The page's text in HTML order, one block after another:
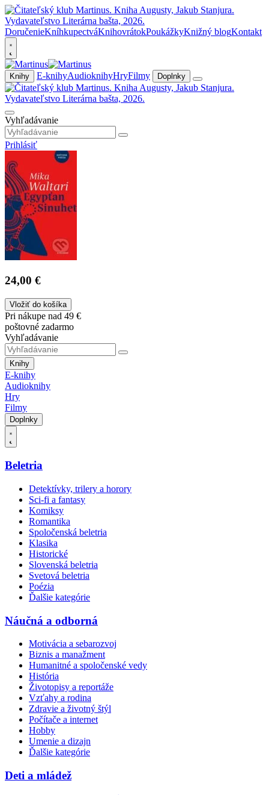
DoručenieKníhkupectváKnihovrátokPoukážkyKnižný blogKontakt
Knihy E-knihyAudioknihyHryFilmy Doplnky
Vyhľadávanie
Prihlásiť
24,00 €
Vložiť do košíka
Pri nákupe nad 49 €
poštovné zadarmo
Vyhľadávanie
Knihy
E-knihy
Audioknihy
Hry
Filmy
Doplnky
Beletria
Detektívky, trilery a horory
Sci-fi a fantasy
Komiksy
Romantika
Spoločenská beletria
Klasika
Historické
Slovenská beletria
Svetová beletria
Poézia
Ďalšie kategórie
Náučná a odborná
Motivácia a sebarozvoj
Biznis a manažment
Humanitné a spoločenské vedy
História
Životopisy a reportáže
Vzťahy a rodina
Zdravie a životný štýl
Počítače a internet
Hobby
Umenie a dizajn
Ďalšie kategórie
Deti a mládež